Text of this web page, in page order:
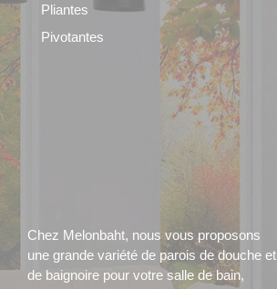
Pliantes
Pivotantes
Chez Melonbaht, nous vous proposons
une grande variété de parois de douche et
de baignoire pour votre salle de bain,